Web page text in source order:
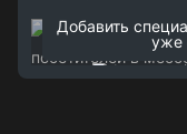
Добавить
уже